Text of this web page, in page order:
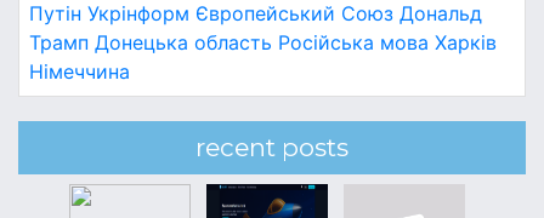
Путін Укрінформ Європейський Союз Дональд
Трамп Донецька область Російська мова Харків
Німеччина
recent posts